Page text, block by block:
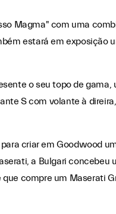
Magma" com uma
estará em exposição
o seu topo de
S com volante à
criar em Goodwood
a Bulgari concebeu
compre um Maserati